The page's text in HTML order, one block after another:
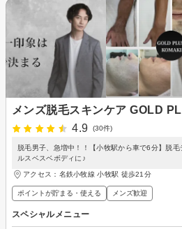
メンズ脱毛スキンケア GOLD
4.9
(30件)
脱毛男子、急増中！！【小牧駅から車で6分】脱
ルスベスベボディに♪
アクセス：名鉄小牧線 小牧駅 徒歩21分
ポイントが貯まる・使える メンズ歓迎
スペシャルメニュー